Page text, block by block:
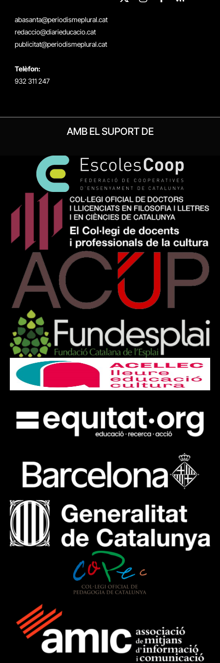
abasanta@periodismeplural.cat
redaccio@diarieducacio.cat
publicitat@periodismeplural.cat
Telèfon:
932 311 247
X
Instagram
Facebook
RSS
AMB EL SUPORT DE